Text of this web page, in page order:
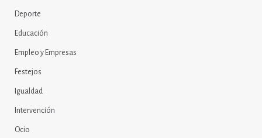
Deporte
Educación
Empleo y Empresas
Festejos
Igualdad
Intervención
Ocio